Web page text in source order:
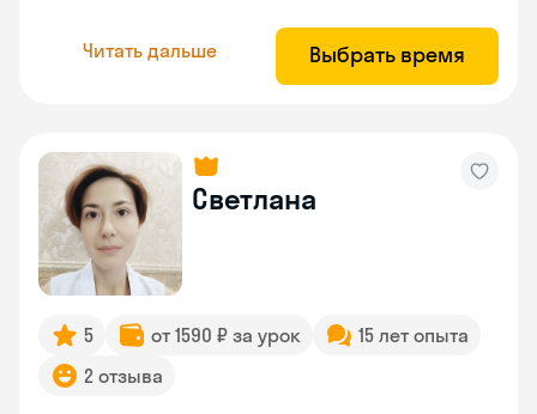
Читать дальше Выбрать время
Светлана
5 от 1590 ₽ за урок
15 лет опыта
2 отзыва